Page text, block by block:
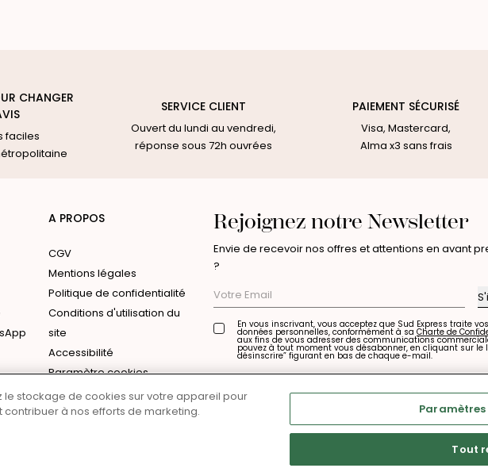
CHANGER
faciles
SERVICE CLIENT
Ouvert du lundi au vendredi,
réponse sous 72h ouvrées
PAIEMENT SÉCURISÉ
Visa, Mastercard,
Alma x3 sans frais
A PROPOS
CGV
Mentions légales
Politique de confidentialité
Conditions d'utilisation du
site
Accessibilité
Paramètre cookies
Paramètres des cookies
Rejoignez notre Newsletter
Envie de recevoir nos offres et attentions en avant
?
Email
En vous inscrivant, vous acceptez que Sud Express traite vos
données personnelles, conformément à sa Charte de
aux fins de vous adresser des communications
pouvez à tout moment vous désabonner, en cliquant sur le
désinscrire” figurant en bas de chaque e-mail.
le stockage de cookies sur votre appareil pour
à nos efforts de marketing.
Tout